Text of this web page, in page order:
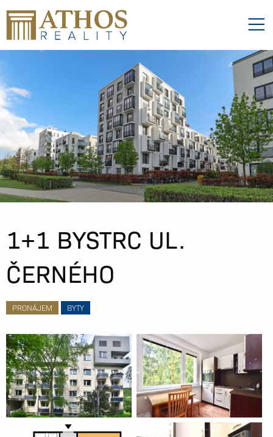
1+1 BYSTRC UL.
ČERNÉHO
PRONÁJEM BYTY